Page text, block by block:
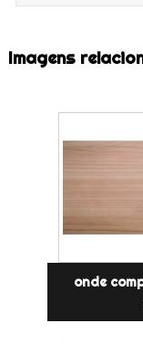
Imagens
onde